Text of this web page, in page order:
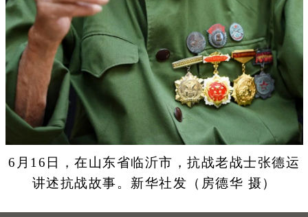
6月16日，在山东省临沂市，抗战老战士张德运
讲述抗战故事。新华社发（房德华 摄）